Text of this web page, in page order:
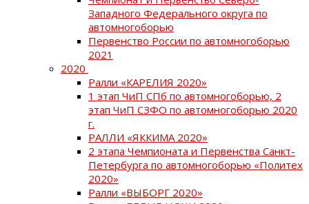
Западного Федерального округа по
автомногоборью
Первенство России по автомногоборью
2021
2020
Ралли «КАРЕЛИЯ 2020»
1 этап ЧиП СПб по автомногоборью, 2
этап ЧиП СЗФО по автомногоборью 2020
г.
РАЛЛИ «ЯККИМА 2020»
2 этапа Чемпионата и Первенства Санкт-
Петербурга по автомногоборью «Политех
2020»
Ралли «ВЫБОРГ 2020»